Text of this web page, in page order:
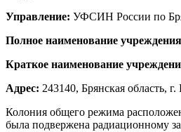
Управление: УФСИН России по
Полное наименование
Краткое наименование
Адрес: 243140, Брянская область,
Колония общего режима
была подвержена радиационному